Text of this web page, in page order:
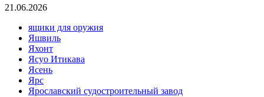
21.06.2026
ящики для оружия
Яшвиль
Яхонт
Ясуо Итикава
Ясень
Ярс
Ярославский судостроительный завод